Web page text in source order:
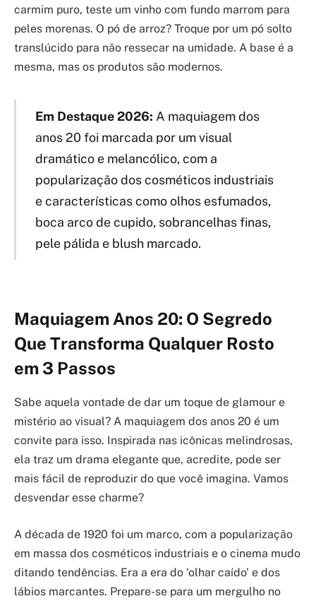
carmim puro, teste um vinho com fundo marrom para
peles morenas. O pó de arroz? Troque por um pó solto
translúcido para não ressecar na umidade. A base é a
mesma, mas os produtos são modernos.
Em Destaque 2026: A maquiagem dos
anos 20 foi marcada por um visual
dramático e melancólico, com a
popularização dos cosméticos industriais
e características como olhos esfumados,
boca arco de cupido, sobrancelhas finas,
pele pálida e blush marcado.
Maquiagem Anos 20: O Segredo
Que Transforma Qualquer Rosto
em 3 Passos
Sabe aquela vontade de dar um toque de glamour e
mistério ao visual? A maquiagem dos anos 20 é um
convite para isso. Inspirada nas icônicas melindrosas,
ela traz um drama elegante que, acredite, pode ser
mais fácil de reproduzir do que você imagina. Vamos
desvendar esse charme?
A década de 1920 foi um marco, com a popularização
em massa dos cosméticos industriais e o cinema mudo
ditando tendências. Era a era do ‘olhar caído’ e dos
lábios marcantes. Prepare-se para um mergulho no